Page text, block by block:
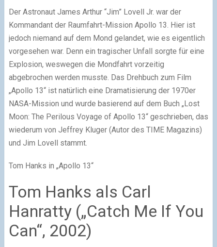
Der Astronaut James Arthur “Jim” Lovell Jr. war der
Kommandant der Raumfahrt-Mission Apollo 13. Hier ist
jedoch niemand auf dem Mond gelandet, wie es eigentlich
vorgesehen war. Denn ein tragischer Unfall sorgte für eine
Explosion, weswegen die Mondfahrt vorzeitig
abgebrochen werden musste. Das Drehbuch zum Film
„Apollo 13“ ist natürlich eine Dramatisierung der 1970er
NASA-Mission und wurde basierend auf dem Buch „Lost
Moon: The Perilous Voyage of Apollo 13“ geschrieben, das
wiederum von Jeffrey Kluger (Autor des TIME Magazins)
und Jim Lovell stammt.
Tom Hanks in „Apollo 13“
Tom Hanks als Carl
Hanratty („Catch Me If You
Can“, 2002)